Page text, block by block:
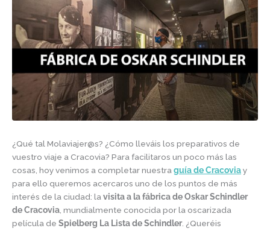
¿Qué tal Molaviajer@s? ¿Cómo lleváis los preparativos de
vuestro viaje a Cracovia? Para facilitaros un poco más las
cosas, hoy venimos a completar nuestra guía de Cracoviay
para ello queremos acercaros uno de los puntos de más
interés de la ciudad: la visita a la fábrica de Oskar Schindler
de Cracovia , mundialmente conocida por la oscarizada
película de Spielberg La Lista de Schindler. ¿Queréis